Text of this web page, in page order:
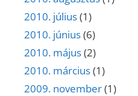
2010. július(1)
2010. június(6)
2010. május(2)
2010. március(1)
2009. november(1)